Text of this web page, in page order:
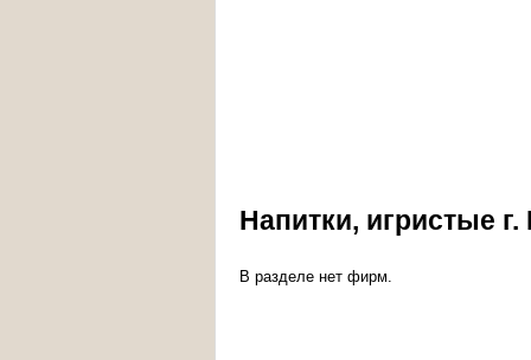
Напитки, игристые
В разделе нет фирм.